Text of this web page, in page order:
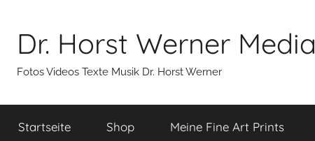
springen
Dr. Horst Werner Media
Fotos Videos Texte Musik Dr. Horst Werner
Startseite Shop Meine Fine Art Prints